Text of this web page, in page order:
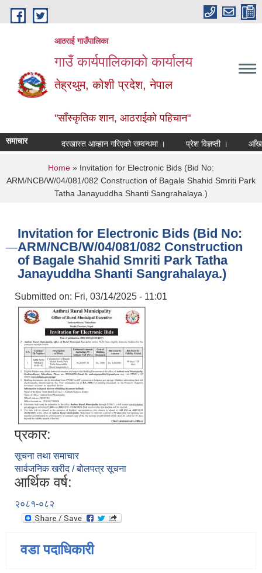
Skip to main content
आठराई गाउँपालिका
गाउँ कार्यपालिकाको कार्यालय
तेह्रथुम, कोशी प्रदेश, नेपाल
"साँस्कृतिक शान, आठराईको पहिचान"
समाचार दरखास्त आव्हान गरिएको सम्वन्धमा । प्रेश विज्ञप्ती । आँखा
You are here
Home » Invitation for Electronic Bids (Bid No:
ARM/NCB/W/04/081/082 Construction of Bagale Shahid Smriti Park
Tatha Janayuddha Shanti Sangrahalaya.)
Invitation for Electronic Bids (Bid No:
ARM/NCB/W/04/081/082 Construction
of Bagale Shahid Smriti Park Tatha
Janayuddha Shanti Sangrahalaya.)
Submitted on: Fri, 03/14/2025 - 11:01
प्रकार:
सूचना तथा समाचार
सार्वजनिक खरीद / बोलपत्र सूचना
आर्थिक वर्ष:
२०८१-०८२
वडा पदाधिकारी